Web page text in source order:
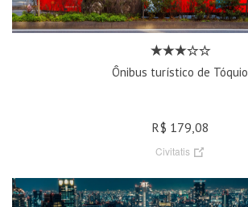
Ônibus turístico de Tóquio
R$ 179,08
Civitatis